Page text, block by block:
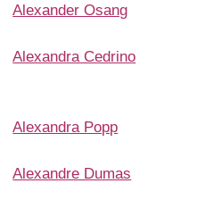
Alexander Osang
Alexandra Cedrino
Alexandra Popp
Alexandre Dumas